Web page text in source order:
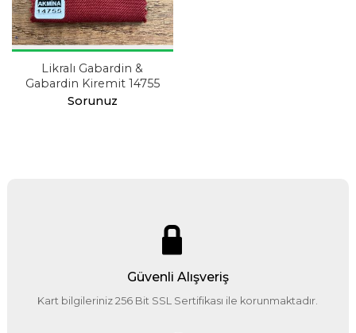
Likralı Gabardin &
Gabardin Kiremit 14755
Sorunuz
Güvenli Alışveriş
Kart bilgileriniz 256 Bit SSL Sertifikası ile korunmaktadır.